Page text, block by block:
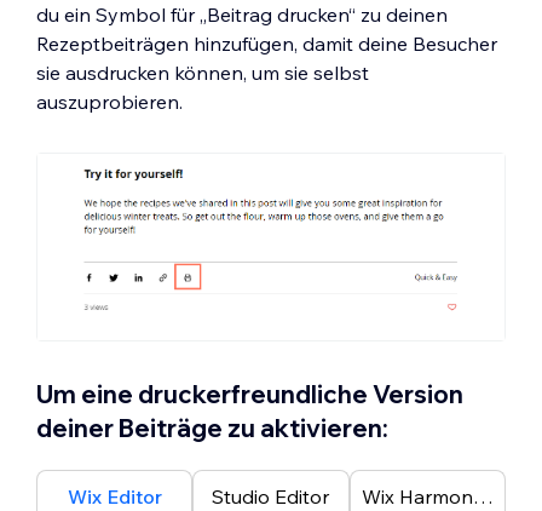
du ein Symbol für „Beitrag drucken“ zu deinen
Rezeptbeiträgen hinzufügen, damit deine Besucher
sie ausdrucken können, um sie selbst
auszuprobieren.
Um eine druckerfreundliche Version
deiner Beiträge zu aktivieren:
Wix Editor Studio Editor Wix Harmony Editor